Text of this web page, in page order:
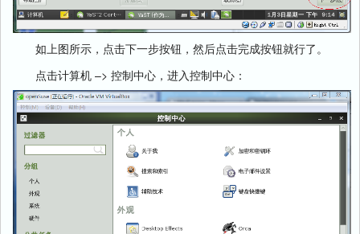
如上图所示，点击下一步按钮，然后点击完成按钮就行了。
点击计算机 –> 控制中心，进入控制中心：